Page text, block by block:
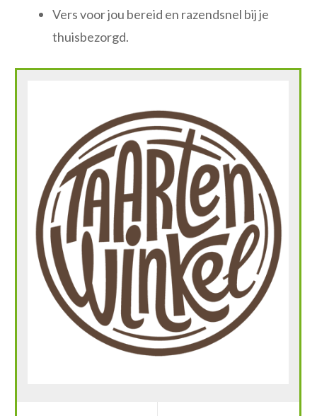
Vers voor jou bereid en razendsnel bij je
thuisbezorgd.